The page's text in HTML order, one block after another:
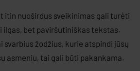
itin nuoširdus sveikinimas gali turėti
ilgas, bet paviršutiniškas tekstas.
žodžius, kurie atspindi jūsų
asmeniu, tai gali būti pakankama.